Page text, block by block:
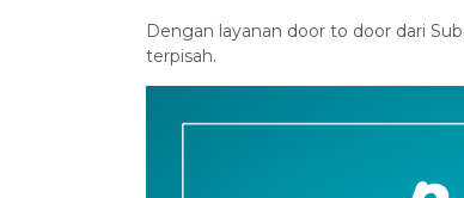
‎Dengan layanan door to door dari
terpisah.